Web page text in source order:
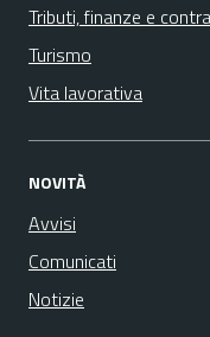
Tributi, finanze e
Turismo
Vita lavorativa
NOVITÀ
Avvisi
Comunicati
Notizie